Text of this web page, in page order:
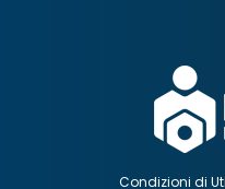
Condizioni di